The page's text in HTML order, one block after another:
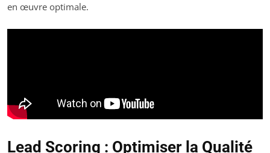
en œuvre optimale.
Lead Scoring : Optimiser la Qualité